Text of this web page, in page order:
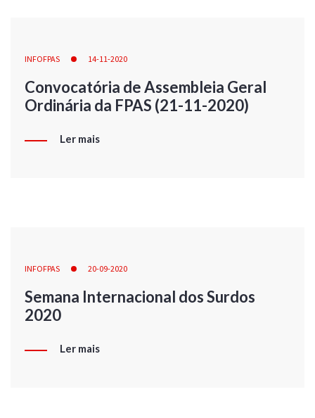
INFOFPAS 14-11-2020
Convocatória de Assembleia Geral
Ordinária da FPAS (21-11-2020)
Ler mais
INFOFPAS 20-09-2020
Semana Internacional dos Surdos
2020
Ler mais